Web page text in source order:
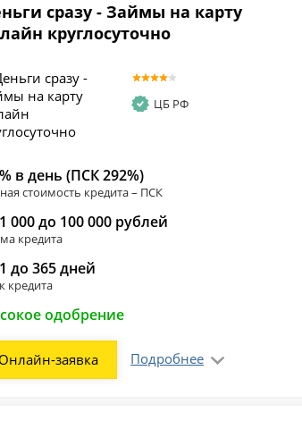
сразу - Займы на карту
круглосуточно
ЦБ РФ
в день (ПСК 292%)
стоимость кредита – ПСК
000 до 100 000 рублей
кредита
до 365 дней
кредита
одобрение
Онлайн-заявка Подробнее